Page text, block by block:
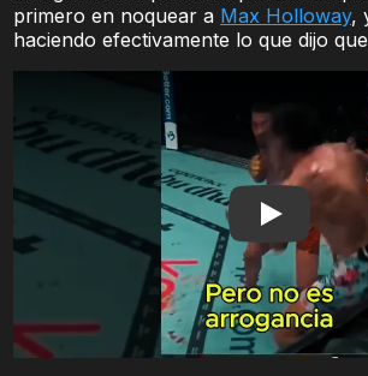
primero en noquear a Max Holloway,
haciendo efectivamente lo que dijo
Play